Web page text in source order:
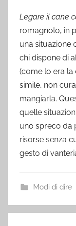
Legare il cane
romagnolo, in
una situazione
chi dispone di
(come lo era la
simile, non
mangiarla.
quelle
uno spreco da
risorse senza
gesto di
Modi di dire